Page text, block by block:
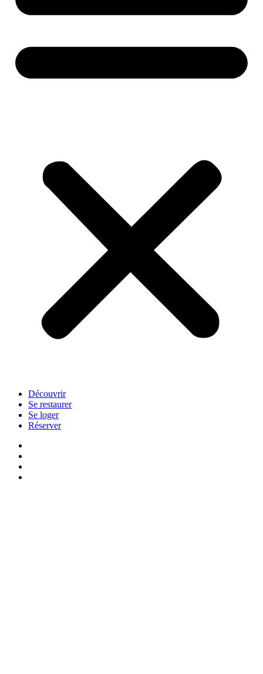
Découvrir
Se restaurer
Se loger
Réserver